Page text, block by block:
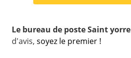
Le bureau de poste Saint yorre
d'avis, soyez le premier !